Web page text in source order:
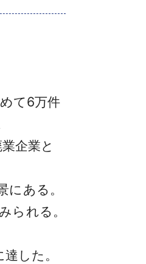
て6万件
企業と
ある。
られる。
した。